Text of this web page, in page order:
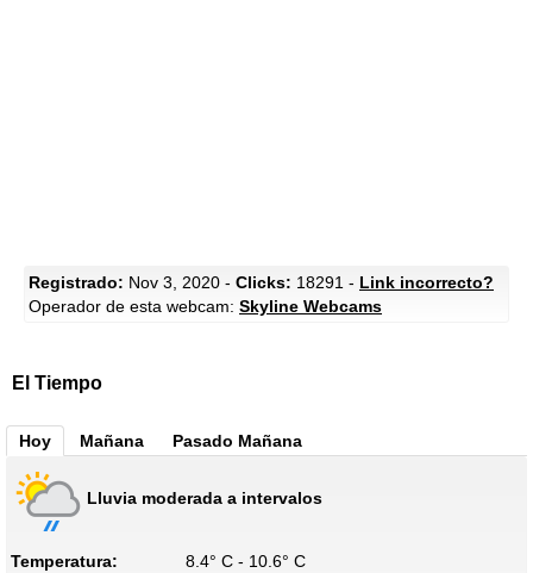
Registrado: Nov 3, 2020 - Clicks: 18291 - Link incorrecto?
Operador de esta webcam: Skyline Webcams
El Tiempo
Hoy Mañana Pasado Mañana
Lluvia moderada a intervalos
Temperatura:
8.4° C - 10.6° C